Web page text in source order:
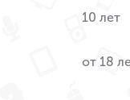
10 лет
от 18